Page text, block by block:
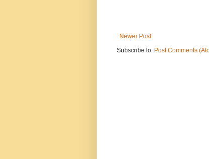
Newer Post
Subscribe to: Post Comments